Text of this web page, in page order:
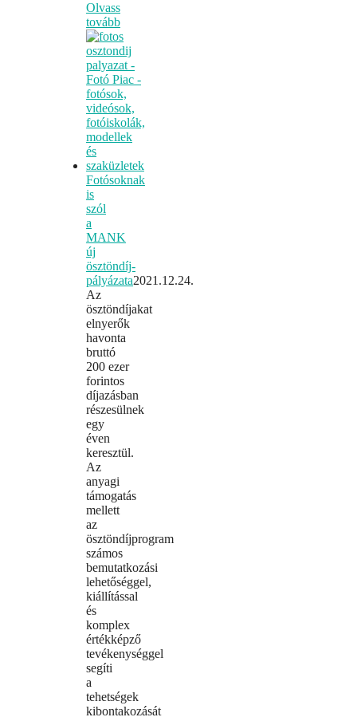
Olvass
tovább
Fotósoknak
is
szól
a
MANK
új
ösztöndíj-
pályázata2021.12.24.
Az
ösztöndíjakat
elnyerők
havonta
bruttó
200 ezer
forintos
díjazásban
részesülnek
egy
éven
keresztül.
Az
anyagi
támogatás
mellett
az
ösztöndíjprogram
számos
bemutatkozási
lehetőséggel,
kiállítással
és
komplex
értékképző
tevékenységgel
segíti
a
tehetségek
kibontakozását